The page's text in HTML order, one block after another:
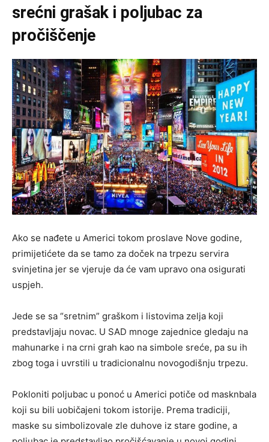
srećni grašak i poljubac za
pročiščenje
Ako se nađete u Americi tokom proslave Nove godine,
primijetićete da se tamo za doček na trpezu servira
svinjetina jer se vjeruje da će vam upravo ona osigurati
uspjeh.
Jede se sa “sretnim” graškom i listovima zelja koji
predstavljaju novac. U SAD mnoge zajednice gledaju na
mahunarke i na crni grah kao na simbole sreće, pa su ih
zbog toga i uvrstili u tradicionalnu novogodišnju trpezu.
Pokloniti poljubac u ponoć u Americi potiče od masknbala
koji su bili uobičajeni tokom istorije. Prema tradiciji,
maske su simbolizovale zle duhove iz stare godine, a